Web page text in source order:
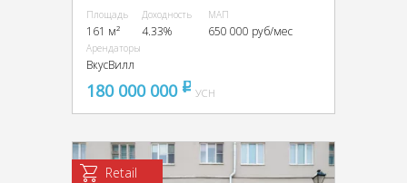
Площадь
161 м²
Доходность
4.33%
МАП
650 000 руб/мес
Арендаторы
ВкусВилл
180 000 000 pуб
УСН
Retail